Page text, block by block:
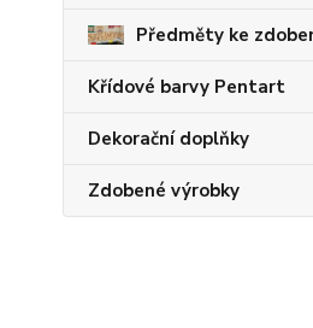
Předměty ke
Křídové barvy Pentart
Dekorační doplňky
Zdobené výrobky